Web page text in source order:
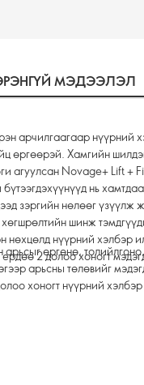
МЭДЭЭЛЭЛ
арчилгаагаар нүүрний
өргөөрэй. Хамгийн
агуулсан Novage+ Lift +
нь
зэргийн нөлөөг үзүүлж
шинж
нөхцөлд нүүрний хэлбэр
2 долоо хоногт
өргөнө,
арьсны төлөвийг
хоногт нүүрний